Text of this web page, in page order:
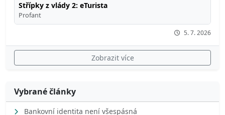
Střípky z vlády 2: eTurista
Profant
5. 7. 2026
Zobrazit více
Vybrané články
Bankovní identita není všespásná